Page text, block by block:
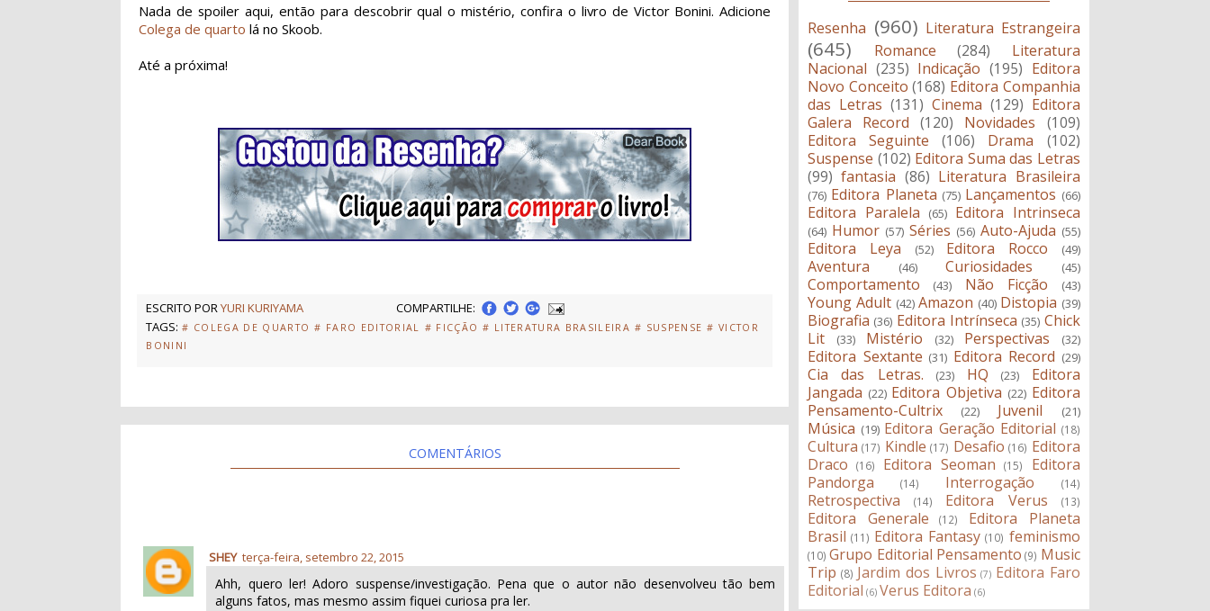
Nada de spoiler aqui, então para descobrir qual o mistério, confira o livro de Victor Bonini.Adicione
Colega de quarto lá no Skoob.
Até a próxima!
ESCRITO PORYURI KURIYAMA
COMPARTILHE:
TAGS: # COLEGA DE QUARTO # FARO EDITORIAL # FICÇÃO # LITERATURA BRASILEIRA # SUSPENSE # VICTOR
BONINI
COMENTÁRIOS
SHEY terça-feira, setembro 22, 2015
Ahh, quero ler! Adoro suspense/investigação. Pena que o autor não desenvolveu tão bem
alguns fatos, mas mesmo assim fiquei curiosa pra ler.
Resenha (960) Literatura Estrangeira
(645) Romance (284)
Literatura
Nacional (235) Indicação (195) Editora
Novo Conceito (168) Editora Companhia
das Letras (131) Cinema (129) Editora
Galera Record
(120) Novidades
(109)
Editora Seguinte
(106) Drama
(102)
Suspense (102) Editora Suma das Letras
(99) fantasia (86) Literatura Brasileira
(76) Editora Planeta (75) Lançamentos (66)
Editora Paralela (65) Editora Intrinseca
(64) Humor (57) Séries (56) Auto-Ajuda (55)
Editora Leya (52) Editora Rocco (49)
Aventura (46) Curiosidades (45)
Comportamento (43) Não Ficção (43)
Young Adult (42) Amazon (40) Distopia (39)
Biografia (36) Editora Intrínseca (35) Chick
Lit
(33) Mistério (32) Perspectivas (32)
Editora Sextante (31) Editora Record (29)
Cia das Letras. (23) HQ (23)
Editora
Jangada (22) Editora Objetiva (22) Editora
Pensamento-Cultrix
(22) Juvenil (21)
Música (19) Editora Geração Editorial (18)
Cultura (17) Kindle (17) Desafio (16) Editora
Draco
(16) Editora Seoman (15)
Editora
Pandorga
(14) Interrogação (14)
Retrospectiva (14) Editora Verus (13)
Editora Generale (12)
Editora Planeta
Brasil (11) Editora Fantasy (10) feminismo
(10) Grupo Editorial Pensamento (9) Music
Trip (8) Jardim dos Livros (7) Editora Faro
Editorial (6) Verus Editora (6)